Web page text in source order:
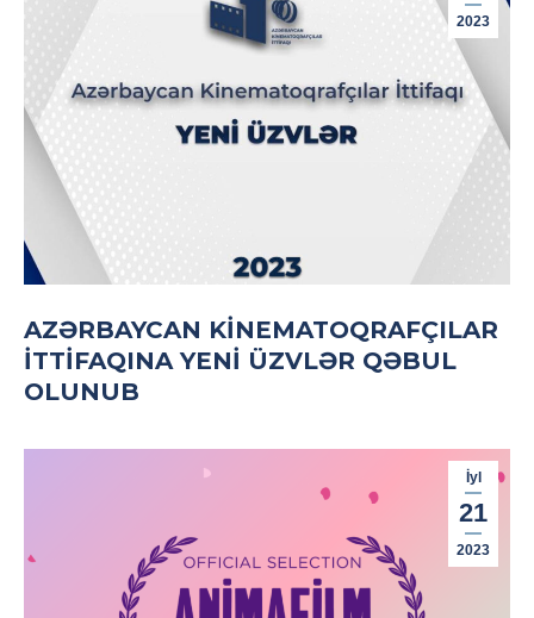
2023
AZƏRBAYCAN KINEMATOQRAFÇILAR
İTTIFAQINA YENI ÜZVLƏR QƏBUL
OLUNUB
İyl
21
2023